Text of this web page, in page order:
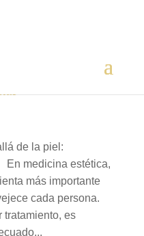
de la piel:
En medicina estética,
más importante
cada persona.
tratamiento, es